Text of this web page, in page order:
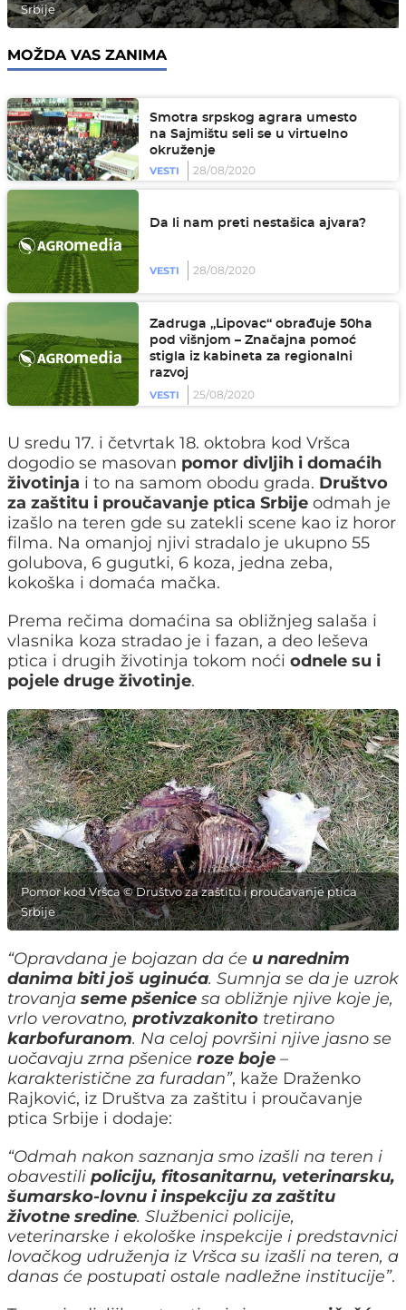
Srbije
MOŽDA VAS ZANIMA
Smotra srpskog agrara umesto
na Sajmištu seli se u virtuelno
okruženje
VESTI
28/08/2020
Da li nam preti nestašica ajvara?
VESTI 28/08/2020
Zadruga „Lipovac“ obrađuje 50ha
pod višnjom – Značajna pomoć
stigla iz kabineta za regionalni
razvoj
VESTI
25/08/2020
U sredu 17. i četvrtak 18. oktobra kod Vršca
dogodio se masovan pomor divljih i domaćih
životinja i to na samom obodu grada. Društvo
za zaštitu i proučavanje ptica Srbije odmah je
izašlo na teren gde su zatekli scene kao iz horor
filma. Na omanjoj njivi stradalo je ukupno 55
golubova, 6 gugutki, 6 koza, jedna zeba,
kokoška i domaća mačka.
Prema rečima domaćina sa obližnjeg salaša i
vlasnika koza stradao je i fazan, a deo leševa
ptica i drugih životinja tokom noći odnele su i
pojele druge životinje.
Pomor kod Vršca © Društvo za zaštitu i proučavanje ptica
Srbije
“Opravdana je bojazan da će u narednim
danima biti još uginuća. Sumnja se da je uzrok
trovanja seme pšenice sa obližnje njive koje je,
vrlo verovatno, protivzakonito tretirano
karbofuranom. Na celoj površini njive jasno se
uočavaju zrna pšenice roze boje –
karakteristične za furadan”, kaže Draženko
Rajković, iz Društva za zaštitu i proučavanje
ptica Srbije i dodaje:
“Odmah nakon saznanja smo izašli na teren i
obavestili policiju, fitosanitarnu, veterinarsku,
šumarsko-lovnu i inspekciju za zaštitu
životne sredine. Službenici policije,
veterinarske i ekološke inspekcije i predstavnici
lovačkog udruženja iz Vršca su izašli na teren, a
danas će postupati ostale nadležne institucije”.